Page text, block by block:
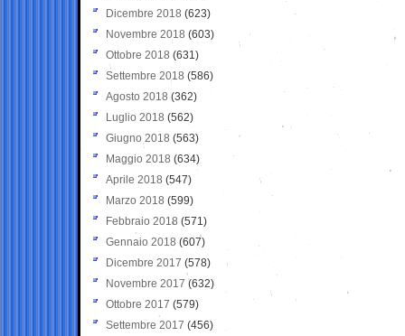
Dicembre 2018 (623)
Novembre 2018 (603)
Ottobre 2018 (631)
Settembre 2018 (586)
Agosto 2018 (362)
Luglio 2018 (562)
Giugno 2018 (563)
Maggio 2018 (634)
Aprile 2018 (547)
Marzo 2018 (599)
Febbraio 2018 (571)
Gennaio 2018 (607)
Dicembre 2017 (578)
Novembre 2017 (632)
Ottobre 2017 (579)
Settembre 2017 (456)